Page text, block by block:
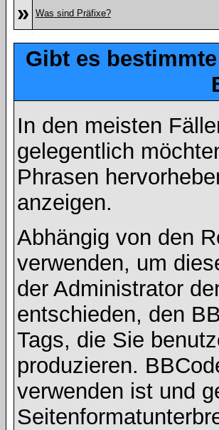
» Was sind Präfixe?
Gibt es
In den meisten
gelegentlich
Phrasen
anzeigen.
Abhängig von den
verwenden, um
der Administrator
entschieden, den
Tags, die Sie
produzieren.
verwenden ist und